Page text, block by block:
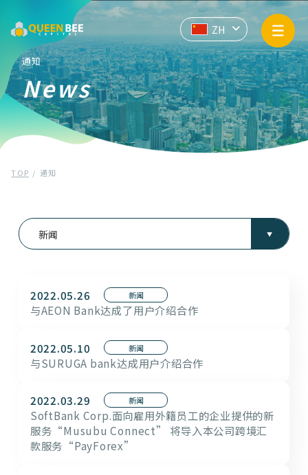
业务信息
API
企业信息
隐私政策
JP
EN
ZH
通知
News
TOP 通知
新闻
2022.05.26 新闻
与AEON Bank达成了用户介绍合作
2022.05.10 新闻
与SURUGA bank达成用户介绍合作
2022.03.29 新闻
SoftBank Corp.面向雇用外籍员工的企业提供的新
服务“Musubu Connect” 将导入本公司跨境汇
款服务“PayForex”